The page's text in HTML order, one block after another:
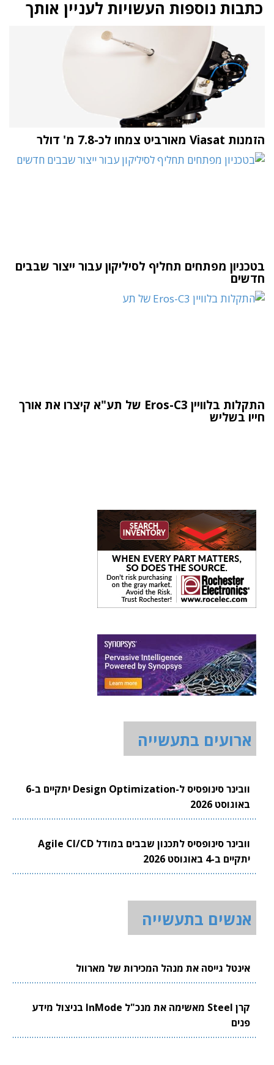
כתבות נוספות העשויות לעניין אותך
הזמנות Viasat מאורביט צמחו לכ-7.8 מ' דולר
בטכניון מפתחים תחליף לסיליקון עבור ייצור שבבים
חדשים
התקלות בלוויין Eros-C3 של תע"א קיצרו את אורך
חייו בשליש
ארועים בתעשייה
וובינר סינופסיס ל-Design Optimization יתקיים ב-6
באוגוסט 2026
וובינר סינופסיס לתכנון שבבים במודל Agile CI/CD
יתקיים ב-4 באוגוסט 2026
אנשים בתעשייה
אינטל גייסה את מנהל המכירות של מארוול
קרן Steel מאשימה את מנכ"ל InMode בניצול מידע
פנים